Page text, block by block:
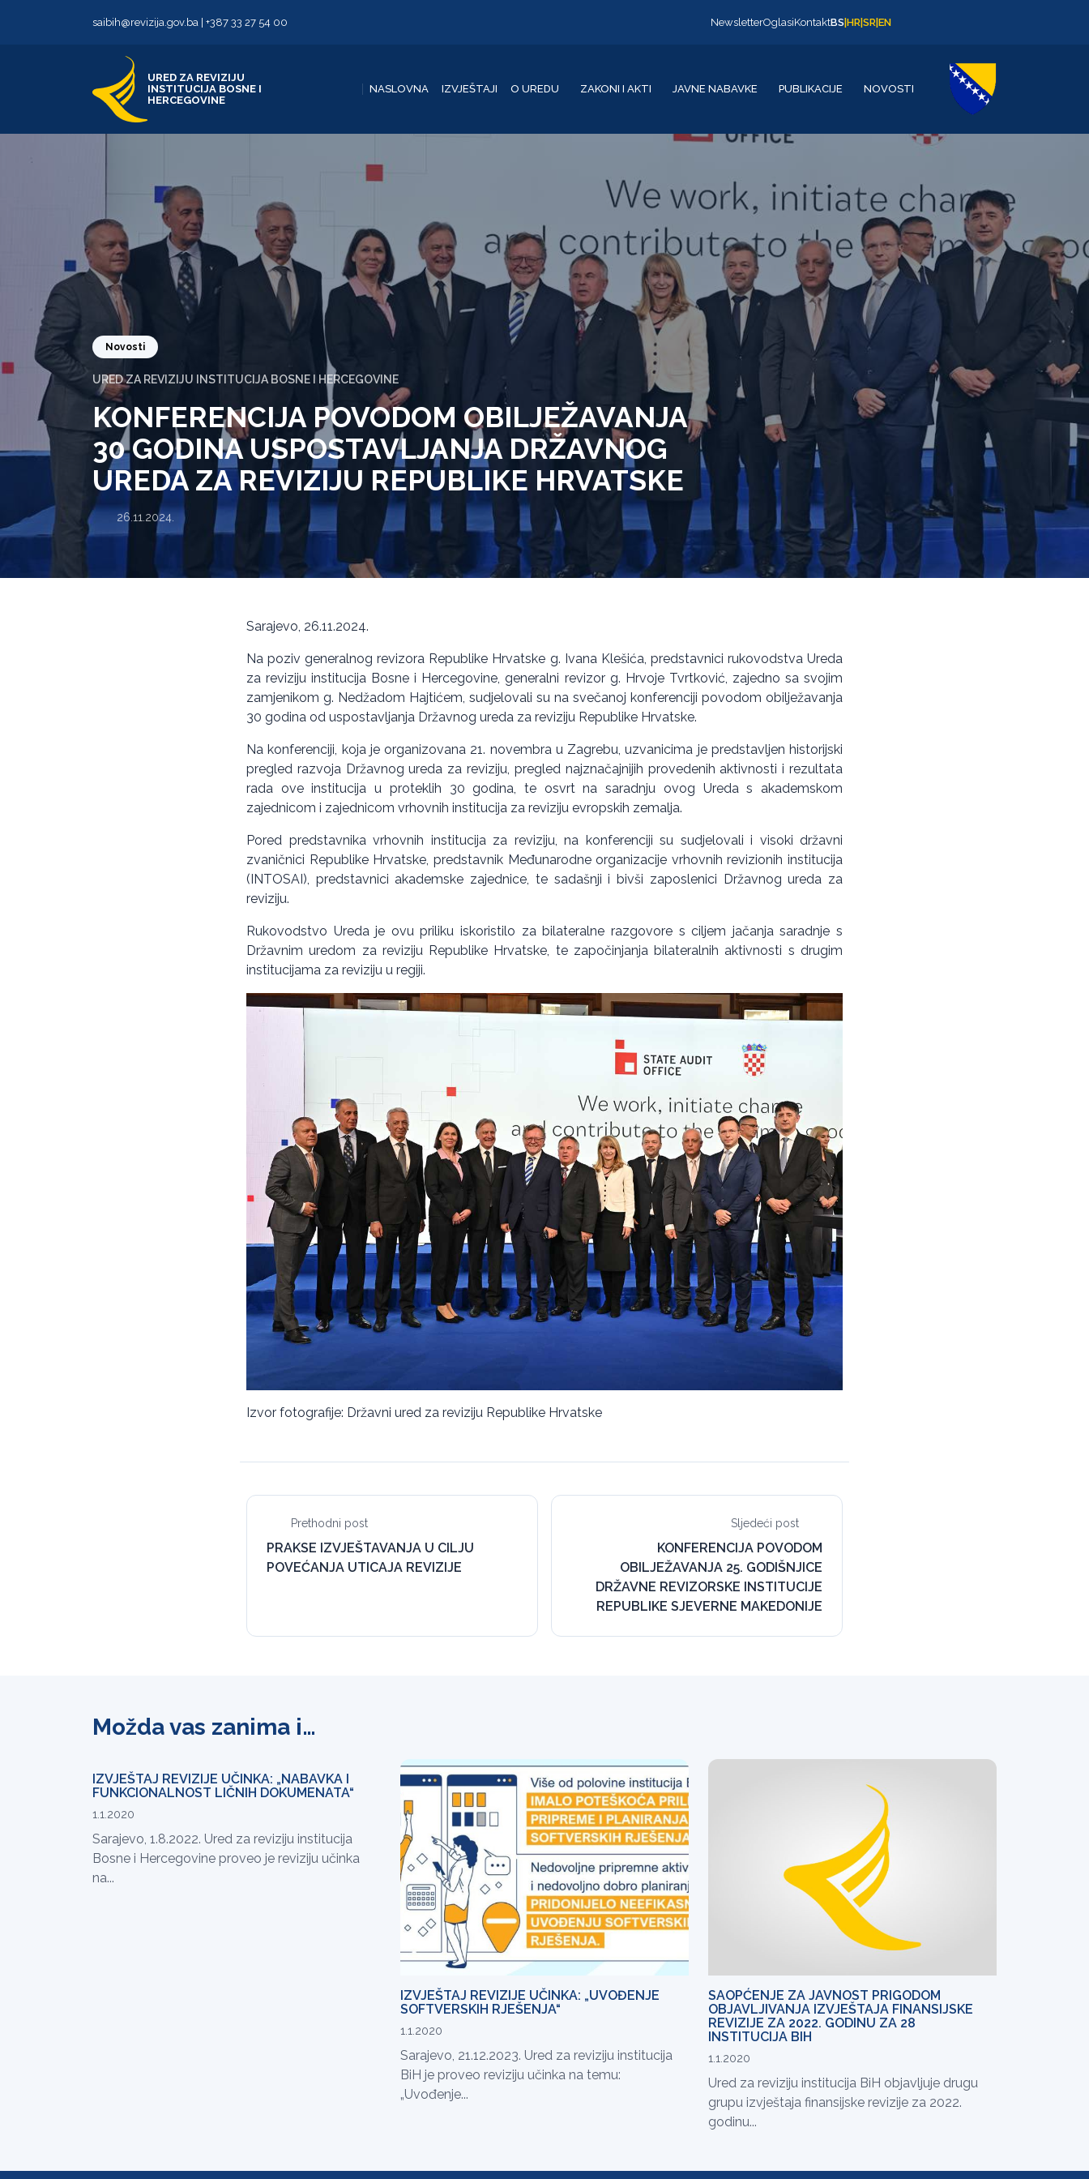
saibih@revizija.gov.ba +387 33 27 54 00 NewsletterOglasiKontaktBS HR SR EN
URED ZA REVIZIJU
INSTITUCIJA BOSNE I
HERCEGOVINE
NASLOVNA IZVJEŠTAJI O UREDU ZAKONI I AKTI JAVNE NABAVKE PUBLIKACIJE NOVOSTI
Novosti
URED ZA REVIZIJU INSTITUCIJA BOSNE I HERCEGOVINE
KONFERENCIJA POVODOM OBILJEŽAVANJA
30 GODINA USPOSTAVLJANJA DRŽAVNOG
UREDA ZA REVIZIJU REPUBLIKE HRVATSKE
26.11.2024.
Sarajevo, 26.11.2024.
Na poziv generalnog revizora Republike Hrvatske g. Ivana Klešića, predstavnici rukovodstva Ureda
za reviziju institucija Bosne i Hercegovine, generalni revizor g. Hrvoje Tvrtković, zajedno sa svojim
zamjenikom g. Nedžadom Hajtićem, sudjelovali su na svečanoj konferenciji povodom obilježavanja
30 godina od uspostavljanja Državnog ureda za reviziju Republike Hrvatske.
Na konferenciji, koja je organizovana 21. novembra u Zagrebu, uzvanicima je predstavljen historijski
pregled razvoja Državnog ureda za reviziju, pregled najznačajnijih provedenih aktivnosti i rezultata
rada ove institucija u proteklih 30 godina, te osvrt na saradnju ovog Ureda s akademskom
zajednicom i zajednicom vrhovnih institucija za reviziju evropskih zemalja.
Pored predstavnika vrhovnih institucija za reviziju, na konferenciji su sudjelovali i visoki državni
zvaničnici Republike Hrvatske, predstavnik Međunarodne organizacije vrhovnih revizionih institucija
(INTOSAI), predstavnici akademske zajednice, te sadašnji i bivši zaposlenici Državnog ureda za
reviziju.
Rukovodstvo Ureda je ovu priliku iskoristilo za bilateralne razgovore s ciljem jačanja saradnje s
Državnim uredom za reviziju Republike Hrvatske, te započinjanja bilateralnih aktivnosti s drugim
institucijama za reviziju u regiji.
Izvor fotografije: Državni ured za reviziju Republike Hrvatske
Prethodni post
PRAKSE IZVJEŠTAVANJA U CILJU
POVEĆANJA UTICAJA REVIZIJE
Sljedeći post
KONFERENCIJA POVODOM
OBILJEŽAVANJA 25. GODIŠNJICE
DRŽAVNE REVIZORSKE INSTITUCIJE
REPUBLIKE SJEVERNE MAKEDONIJE
Možda vas zanima i…
IZVJEŠTAJ REVIZIJE UČINKA: „NABAVKA I
FUNKCIONALNOST LIČNIH DOKUMENATA“
1.1.2020
Sarajevo, 1.8.2022. Ured za reviziju institucija
Bosne i Hercegovine proveo je reviziju učinka
na...
IZVJEŠTAJ REVIZIJE UČINKA: „UVOĐENJE
SOFTVERSKIH RJEŠENJA“
1.1.2020
Sarajevo, 21.12.2023. Ured za reviziju institucija
BiH je proveo reviziju učinka na temu:
„Uvođenje...
SAOPĆENJE ZA JAVNOST PRIGODOM
OBJAVLJIVANJA IZVJEŠTAJA FINANSIJSKE
REVIZIJE ZA 2022. GODINU ZA 28
INSTITUCIJA BIH
1.1.2020
Ured za reviziju institucija BiH objavljuje drugu
grupu izvještaja finansijske revizije za 2022.
godinu...